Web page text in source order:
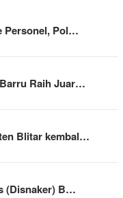
Personel, Pol…
Raih Juar…
Blitar kembal…
(Disnaker) B…